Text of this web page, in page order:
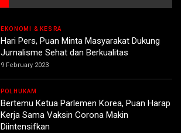
EKONOMI & KESRA
Hari Pers, Puan Minta Masyarakat Dukung
Jurnalisme Sehat dan Berkualitas
9 February 2023
POLHUKAM
Bertemu Ketua Parlemen Korea, Puan Harap
Kerja Sama Vaksin Corona Makin
Diintensifkan